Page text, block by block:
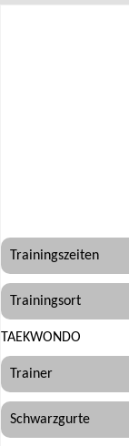
Trainingszeiten
Trainingsort
TAEKWONDO
Trainer
Schwarzgurte